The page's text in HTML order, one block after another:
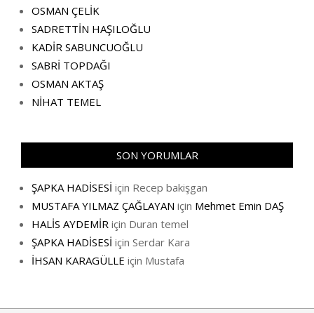
OSMAN ÇELİK
SADRETTİN HAŞILOĞLU
KADİR SABUNCUOĞLU
SABRİ TOPDAĞI
OSMAN AKTAŞ
NİHAT TEMEL
SON YORUMLAR
ŞAPKA HADİSESİ için Recep bakişgan
MUSTAFA YILMAZ ÇAĞLAYAN için Mehmet Emin DAŞ
HALİS AYDEMİR için Duran temel
ŞAPKA HADİSESİ için Serdar Kara
İHSAN KARAGÜLLE için Mustafa